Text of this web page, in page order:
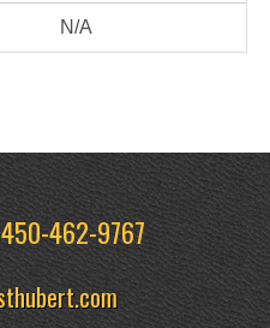
N/A
450-462-9767